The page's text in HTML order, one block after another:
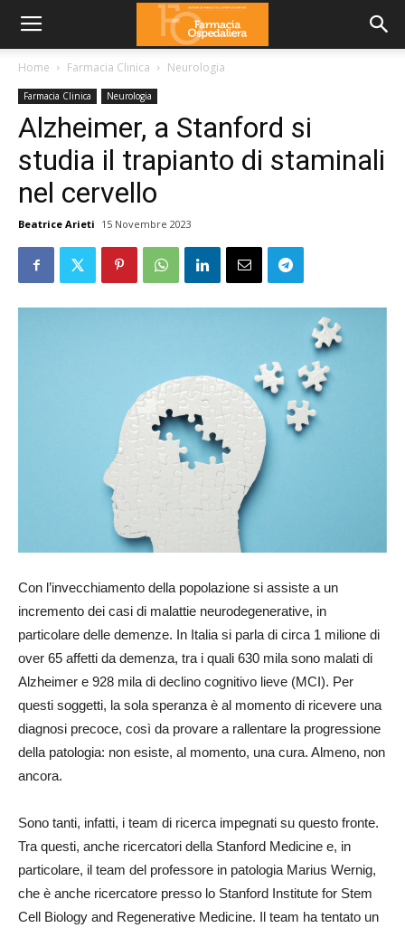
Home Farmacia Clinica Neurologia
Farmacia Clinica Neurologia
Alzheimer, a Stanford si
studia il trapianto di staminali
nel cervello
Beatrice Arieti 15 Novembre 2023
Con l’invecchiamento della popolazione si assiste a un
incremento dei casi di malattie neurodegenerative, in
particolare delle demenze. In Italia si parla di circa 1 milione di
over 65 affetti da demenza, tra i quali 630 mila sono malati di
Alzheimer e 928 mila di declino cognitivo lieve (MCI). Per
questi soggetti, la sola speranza è al momento di ricevere una
diagnosi precoce, così da provare a rallentare la progressione
della patologia: non esiste, al momento, una cura. Almeno, non
ancora.
Sono tanti, infatti, i team di ricerca impegnati su questo fronte.
Tra questi, anche ricercatori della Stanford Medicine e, in
particolare, il team del professore in patologia Marius Wernig,
che è anche ricercatore presso lo Stanford Institute for Stem
Cell Biology and Regenerative Medicine. Il team ha tentato un